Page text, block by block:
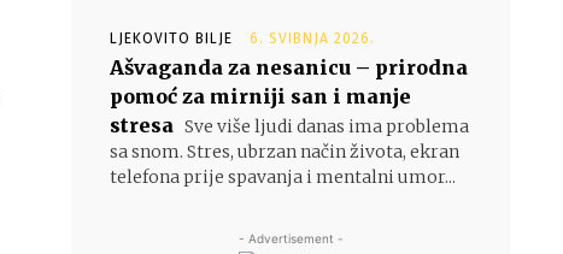
LJEKOVITO BILJE 6. SVIBNJA 2026.
Ašvaganda za nesanicu – prirodna
pomoć za mirniji san i manje
stresa Sve više ljudi danas ima problema
sa snom. Stres, ubrzan način života, ekran
telefona prije spavanja i mentalni umor...
- Advertisement -